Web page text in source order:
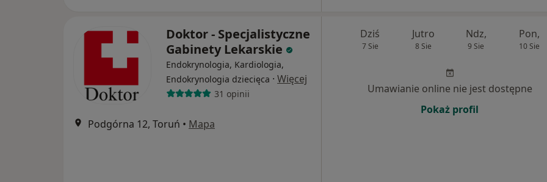
Doktor - Specjalistyczne
Gabinety Lekarskie
Endokrynologia, Kardiologia,
Endokrynologia dziecięca · Więcej
31 opinii
Podgórna 12, Toruń • Mapa
Dziś
7 Sie
Jutro
8 Sie
Ndz,
9 Sie
Pon,
10 Sie
Umawianie online nie jest dostępne
Pokaż profil